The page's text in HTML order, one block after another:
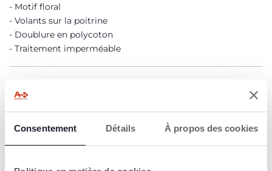
Consentement Détails À propos des cookies
Motif floral
Volants sur la poitrine
Doublure en polycoton
Traitement imperméable